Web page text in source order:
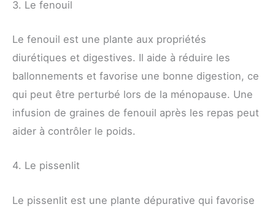
3. Le fenouil
Le fenouil est une plante aux propriétés
diurétiques et digestives. Il aide à réduire les
ballonnements et favorise une bonne digestion, ce
qui peut être perturbé lors de la ménopause. Une
infusion de graines de fenouil après les repas peut
aider à contrôler le poids.
4. Le pissenlit
Le pissenlit est une plante dépurative qui favorise